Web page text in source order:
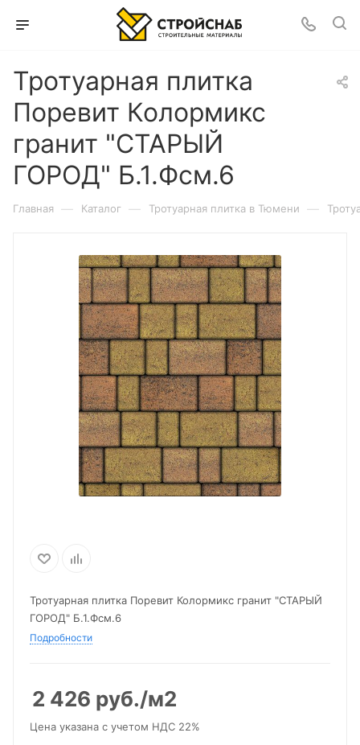
Тротуарная плитка
Поревит Колормикс
гранит "СТАРЫЙ
ГОРОД" Б.1.Фсм.6
Главная — Каталог — Тротуарная плитка в Тюмени —
Тротуарная плитка Поревит Колормикс гранит "СТАРЫЙ
ГОРОД" Б.1.Фсм.6
Подробности
2 426 руб./м2
Цена указана с учетом НДС 22%